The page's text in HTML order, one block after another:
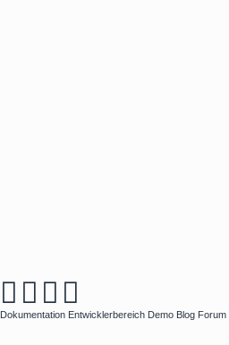
Dokumentation Entwicklerbereich Demo Blog Forum